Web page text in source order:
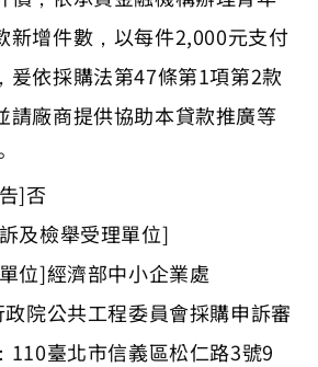
新增件數，以每件2,000元支付
爰依採購法第47條第1項第2款
請廠商提供協助本貸款推廣等
]否
及檢舉受理單位]
位]經濟部中小企業處
院公共工程委員會採購申訴審
110臺北市信義區松仁路3號9